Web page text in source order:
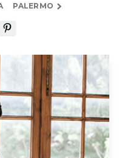
PALERMO